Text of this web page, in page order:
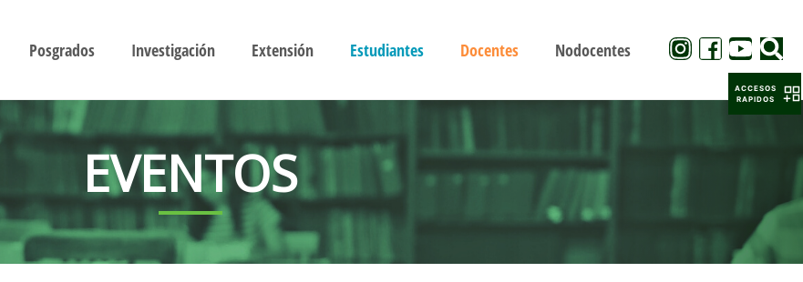
Posgrados Investigación Extensión Estudiantes Docentes Nodocentes
EVENTOS
ACCESOS
RAPIDOS